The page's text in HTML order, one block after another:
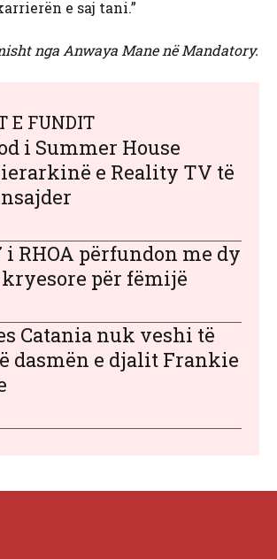
e saj tani.”
nga Anwaya Mane në Mandatory.
E FUNDIT
i Summer House
e Reality TV të
i RHOA përfundon me dy
për fëmijë
Catania nuk veshi të
dasmën e djalit Frankie